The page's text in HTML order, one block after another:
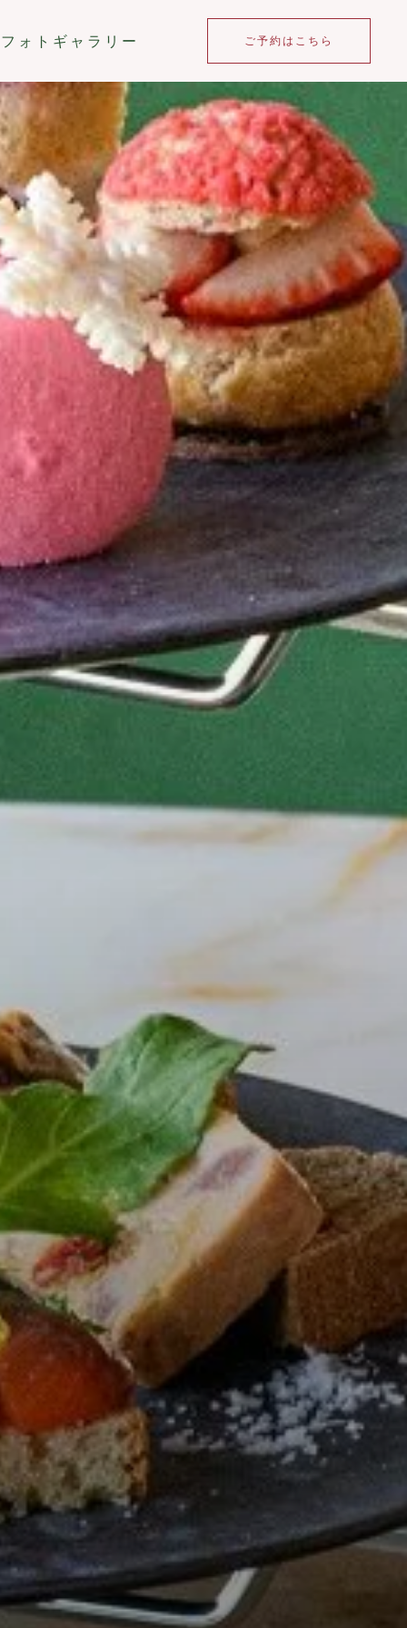
フォトギャラリー ご予約はこちら